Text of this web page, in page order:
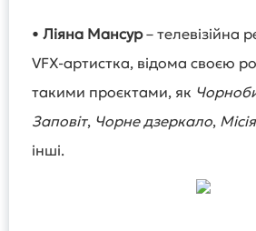
• Ліяна Мансур– телевізійна
VFX-артистка, відома своєю
такими проєктами, як
Заповіт, Чорне дзеркало,
інші.